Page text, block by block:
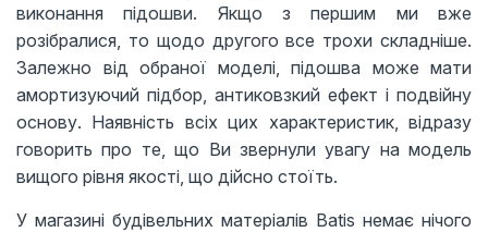
виконання підошви. Якщо з першим ми вже
розібралися, то щодо другого все трохи складніше.
Залежно від обраної моделі, підошва може мати
амортизуючий підбор, антиковзкий ефект і подвійну
основу. Наявність всіх цих характеристик, відразу
говорить про те, що Ви звернули увагу на модель
вищого рівня якості, що дійсно стоїть.
У магазині будівельних матеріалів Batis немає нічого